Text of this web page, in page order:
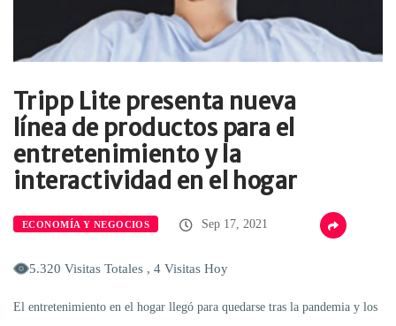
Tripp Lite presenta nueva
línea de productos para el
entretenimiento y la
interactividad en el hogar
ECONOMÍA Y NEGOCIOS Sep 17, 2021
5.320 Visitas Totales , 4 Visitas Hoy
El entretenimiento en el hogar llegó para quedarse tras la pandemia y los